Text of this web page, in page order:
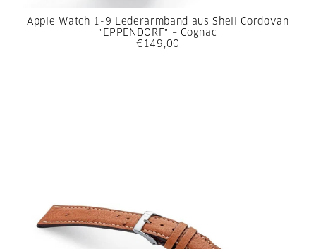
Apple Watch 1-9 Lederarmband aus Shell Cordovan
"EPPENDORF" – Cognac
€149,00